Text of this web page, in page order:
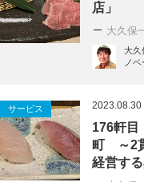
店」
大久保
大久
ノ
サービス 2023.08.30
176軒
町 ～2
経営す